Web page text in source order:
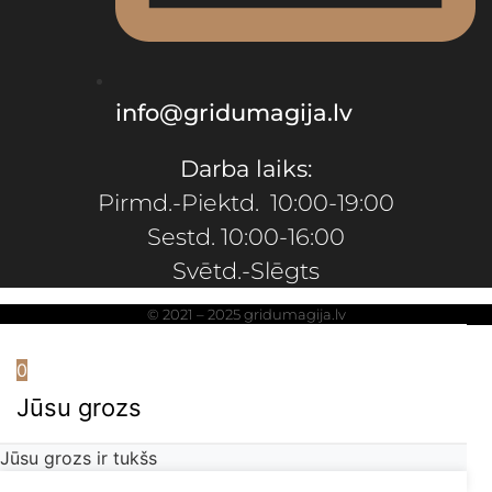
info@gridumagija.lv
Darba laiks:
Pirmd.-Piektd. 10:00-19:00
Sestd. 10:00-16:00
Svētd.-Slēgts
© 2021 – 2025 gridumagija.lv
0
Jūsu grozs
Jūsu grozs ir tukšs